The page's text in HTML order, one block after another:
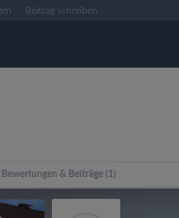
Beitrag schreiben
Bewertungen & Beiträge (1)